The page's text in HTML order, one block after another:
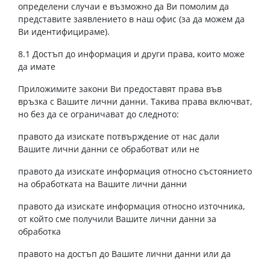
определени случаи е възможно да Ви помолим да
представите заявлението в наш офис (за да можем да
Ви идентифицираме).
8.1 Достъп до информация и други права, които може
да имате
Приложимите закони Ви предоставят права във
връзка с Вашите лични данни. Такива права включват,
но без да се ограничават до следното:
правото да изискате потвърждение от нас дали
Вашите лични данни се обработват или не
правото да изискате информация относно състоянието
на обработката на Вашите лични данни
правото да изискате информация относно източника,
от който сме получили Вашите лични данни за
обработка
правото на достъп до Вашите лични данни или да